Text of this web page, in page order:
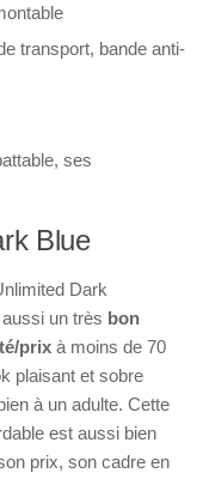
transport, bande anti-
ses
Blue
Dark
un très bon
prix à moins de 70
plaisant et sobre
à un adulte. Cette
est aussi bien
prix, son cadre en